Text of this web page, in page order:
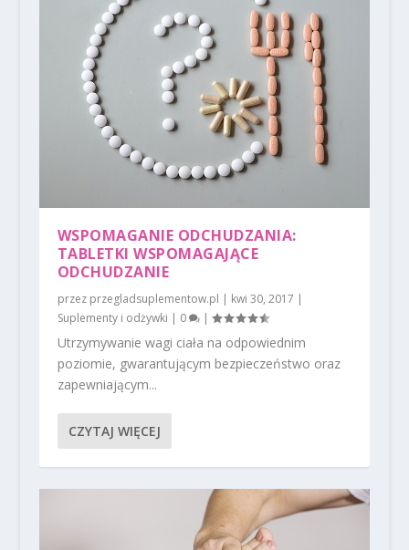
WSPOMAGANIE ODCHUDZANIA:
TABLETKI WSPOMAGAJĄCE
ODCHUDZANIE
przez przegladsuplementow.pl | kwi 30, 2017 |
Suplementy i odżywki | 0 |
Utrzymywanie wagi ciała na odpowiednim
poziomie, gwarantującym bezpieczeństwo oraz
zapewniającym...
CZYTAJ WIĘCEJ